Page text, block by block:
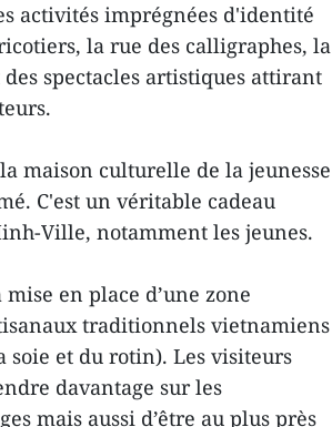
activités imprégnées d'identité
la rue des calligraphes, la
spectacles artistiques attirant
maison culturelle de la jeunesse
C'est un véritable cadeau
Ville, notamment les jeunes.
en place d’une zone
traditionnels vietnamiens
soie et du rotin). Les visiteurs
davantage sur les
mais aussi d’être au plus près